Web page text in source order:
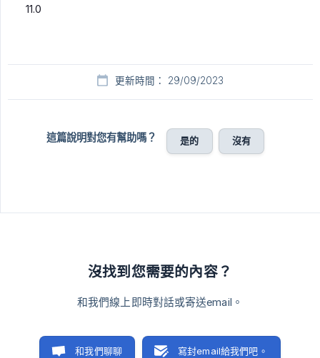
11.0
更新時間： 29/09/2023
這篇說明對您有幫助嗎？ 是的 沒有
沒找到您需要的內容？
和我們線上即時對話或寄送email。
和我們聊聊 寫封email給我們吧。